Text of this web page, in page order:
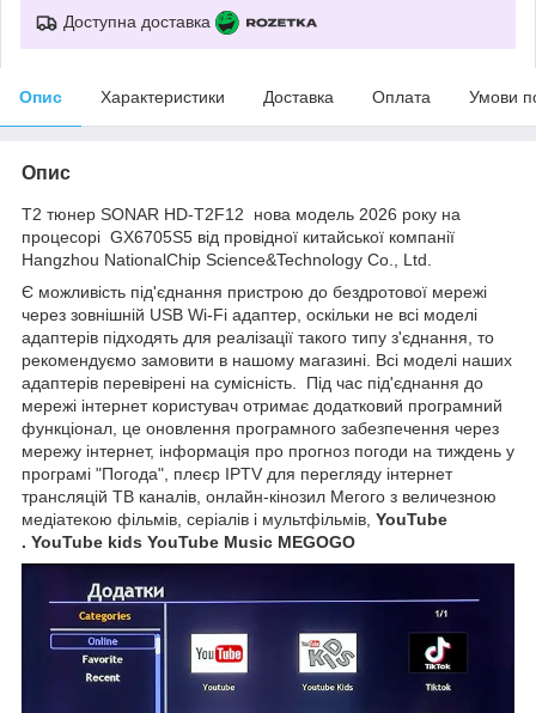
Доступна доставка
Опис Характеристики Доставка Оплата Умови
Опис
Т2 тюнер SONAR HD-T2F12 нова модель 2026 року на
процесорі GX6705S5 від провідної китайської компанії
Hangzhou NationalChip Science&Technology Co., Ltd.
Є можливість під'єднання пристрою до бездротової мережі
через зовнішній USB Wi-Fi адаптер, оскільки не всі моделі
адаптерів підходять для реалізації такого типу з'єднання, то
рекомендуємо замовити в нашому магазині. Всі моделі наших
адаптерів перевірені на сумісність. Під час під'єднання до
мережі інтернет користувач отримає додатковий програмний
функціонал, це оновлення програмного забезпечення через
мережу інтернет, інформація про прогноз погоди на тиждень у
програмі "Погода", плеєр IPTV для перегляду інтернет
трансляцій ТВ каналів, онлайн-кінозил Мегого з величезною
медіатекою фільмів, серіалів і мультфільмів, YouTube
. YouTube kids YouTube Music MEGOGO